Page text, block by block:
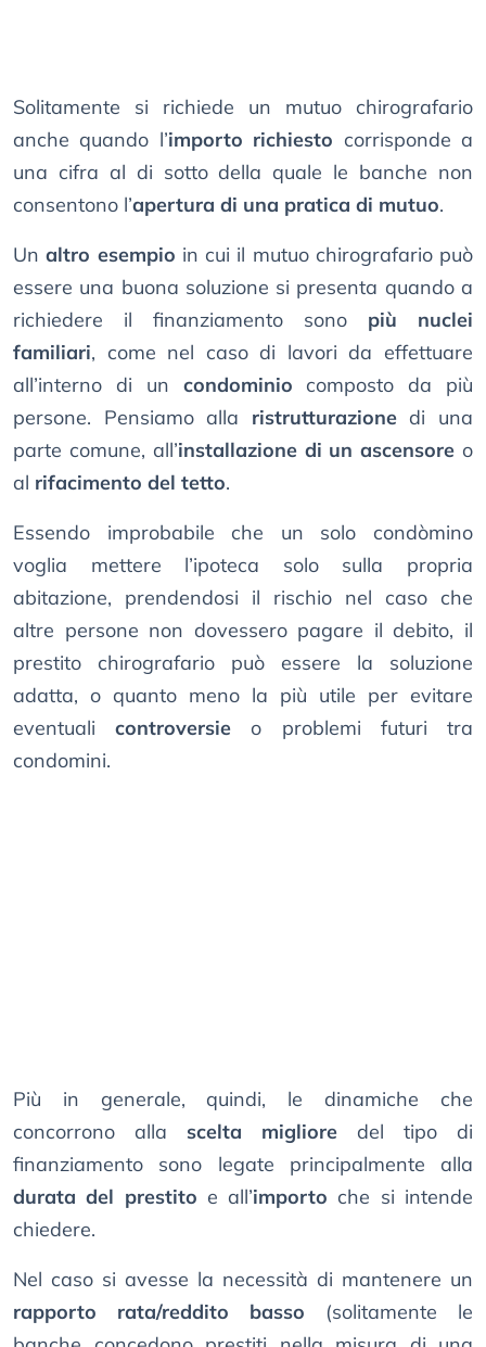
Solitamente si richiede un mutuo chirografario
anche quando l’importo richiesto corrisponde a
una cifra al di sotto della quale le banche non
consentono l’apertura di una pratica di mutuo.
Unaltro esempio in cui il mutuo chirografario può
essere una buona soluzione si presenta quando a
richiedere il finanziamento sono più nuclei
familiari, come nel caso di lavori da effettuare
all’interno di un condominio composto da più
persone. Pensiamo alla ristrutturazionedi una
parte comune, all’installazione di un ascensore o
al rifacimento del tetto.
Essendo improbabile che un solo condòmino
voglia mettere l’ipoteca solo sulla propria
abitazione, prendendosi il rischio nel caso che
altre persone non dovessero pagare il debito, il
prestito chirografario può essere la soluzione
adatta, o quanto meno la più utile per evitare
eventualicontroversie o problemi futuri tra
condomini.
Più in generale, quindi, le dinamiche che
concorrono alla scelta migliore del tipo di
finanziamento sono legate principalmente alla
durata del prestito e all’importo che si intende
chiedere.
Nel caso si avesse la necessità di mantenere un
rapporto rata/reddito basso (solitamente le